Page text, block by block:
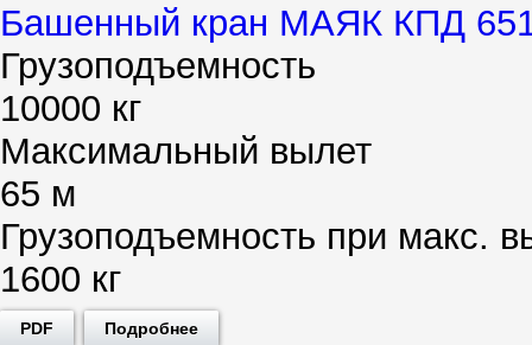
Башенный кран МАЯК КПД
Грузоподъемность
10000 кг
Максимальный вылет
65 м
Грузоподъемность при макс.
1600 кг
PDF Подробнее